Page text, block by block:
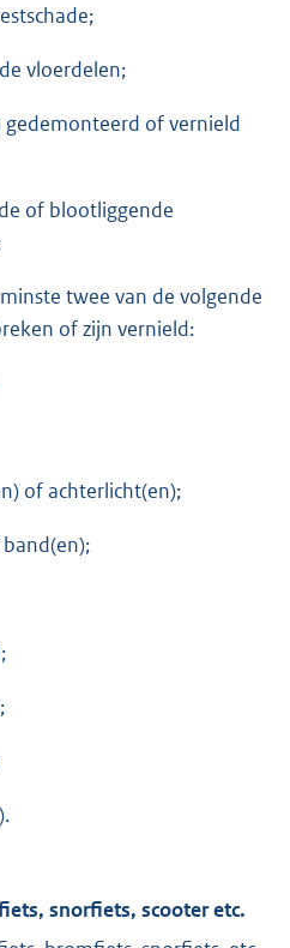
vloerdelen;
gedemonteerd of vernield
of blootliggende
twee van de volgende
of zijn vernield:
of achterlicht(en);
snorfiets, scooter etc.